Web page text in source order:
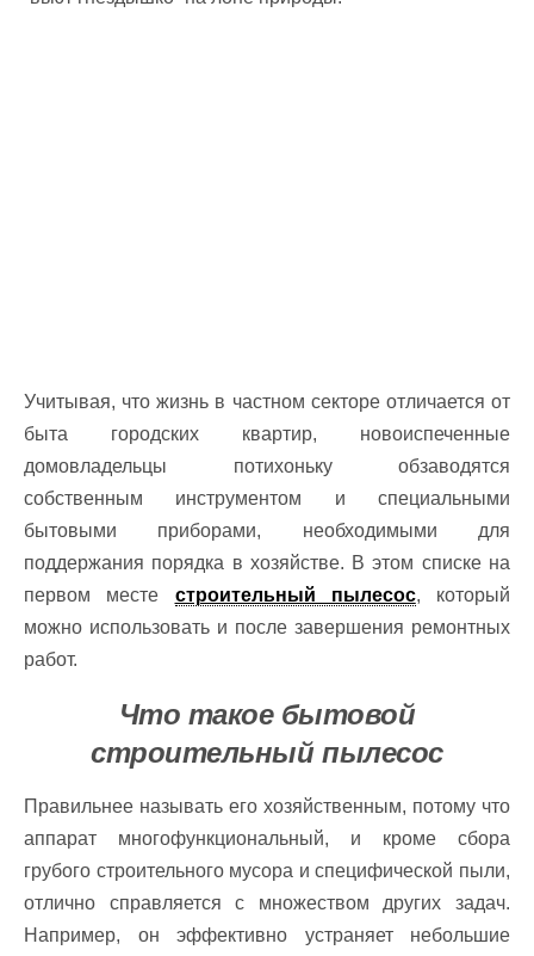
Учитывая, что жизнь в частном секторе отличается от
быта городских квартир, новоиспеченные
домовладельцы потихоньку обзаводятся
собственным инструментом и специальными
бытовыми приборами, необходимыми для
поддержания порядка в хозяйстве. В этом списке на
первом месте строительный пылесос, который
можно использовать и после завершения ремонтных
работ.
Что такое бытовой
строительный пылесос
Правильнее называть его хозяйственным, потому что
аппарат многофункциональный, и кроме сбора
грубого строительного мусора и специфической пыли,
отлично справляется с множеством других задач.
Например, он эффективно устраняет небольшие